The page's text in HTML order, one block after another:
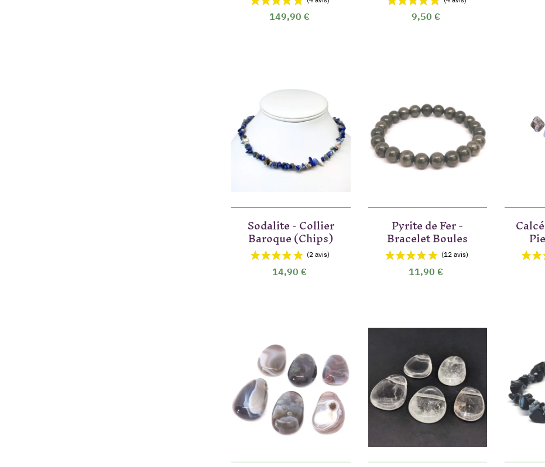
149,90 € 9,50 €
Sodalite - Collier
Baroque (Chips)
14,90 €
Pyrite de Fer -
Bracelet Boules
11,90 €